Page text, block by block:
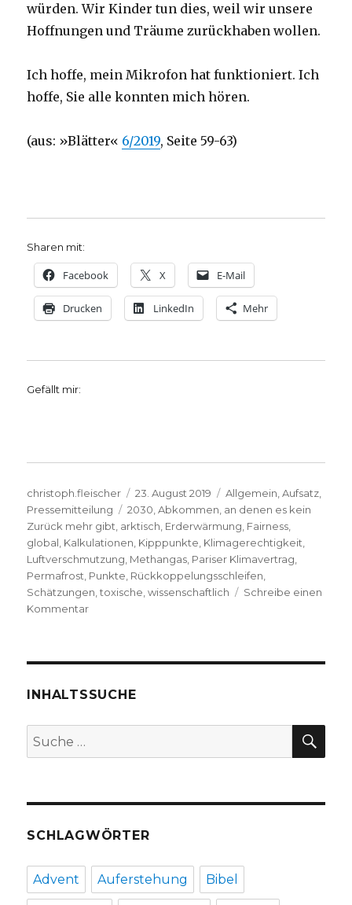
würden. Wir Kinder tun dies, weil wir unsere
Hoffnungen und Träume zurückhaben wollen.
Ich hoffe, mein Mikrofon hat funktioniert. Ich
hoffe, Sie alle konnten mich hören.
(aus: »Blätter« 6/2019, Seite 59-63)
Sharen mit:
Facebook X E-Mail
Drucken LinkedIn Mehr
Gefällt mir:
Autor
christoph.fleischer
Veröffentlicht
am
23. August 2019 Kategorien
Allgemein ,Aufsatz
Pressemitteilung
Schlagwörter
2030 ,Abkommen an denen es kein
Zurück mehr gibt arktisch Erderwärmung Fairness
global Kalkulationen Kipppunkte Klimagerechtigkeit
Luftverschmutzung Methangas Pariser Klimavertrag
Permafrost Punkte Rückkoppelungsschleifen
Schätzungen ,toxische ,wissenschaftlich
Schreibe einen
Kommentarzu
britischen
„Wir
keine
INHALTSSUCHE
Suche
nach:
SCHLAGWÖRTER
Advent Auferstehung Bibel